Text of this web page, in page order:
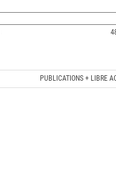
PUBLICATIONS + LIBRE